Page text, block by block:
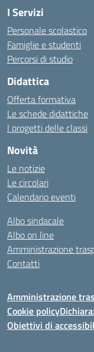
I Servizi
Personale scolastico
Famiglie e studenti
Percorsi di studio
Didattica
Offerta formativa
Le schede didattiche
I progetti delle classi
Novità
Le notizie
Le circolari
Calendario eventi
Albo sindacale
Albo on line
Amministrazione
Contatti
Amministrazione
Cookie policy
Obiettivi di